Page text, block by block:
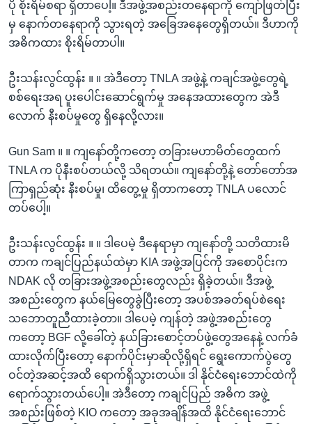
ပို စိုးရိမ်စရာ ရှိတာပေါ့။ ဒီအဖွဲ့အစည်းတနေရာကို ကျော်ဖြတ်ပြီး
မှ နောက်တနေရာကို သွားရတဲ့ အခြေအနေတွေရှိတယ်။ ဒီဟာကို
အဓိကထား စိုးရိမ်တာပါ။
ဦးသန်းလွင်ထွန်း ။ ။ အဲဒီတော့ TNLA အဖွဲ့နဲ့ ကချင်အဖွဲ့တွေရဲ့
စစ်ရေးအရ ပူးပေါင်းဆောင်ရွက်မှု အနေအထားတွေက အဲဒီ
လောက် နီးစပ်မှုတွေ ရှိနေလို့လား။
Gun Sam ။ ။ ကျနော်တို့ကတော့ တခြားမဟာမိတ်တွေထက်
TNLA က ပိုနီးစပ်တယ်လို့ သိရတယ်။ ကျနော်တို့နဲ့ တော်တော်အ
ကြာရှည်ဆုံး နီးစပ်မှု၊ ထိတွေ့မှု ရှိတာကတော့ TNLA ပလောင်
တပ်ပေါ့။
ဦးသန်းလွင်ထွန်း ။ ။ ဒါပေမဲ့ ဒီနေရာမှာ ကျနော်တို့ သတိထားမိ
တာက ကချင်ပြည်နယ်ထဲမှာ KIA အဖွဲ့အပြင်ကို အစောပိုင်းက
NDAK လို တခြားအဖွဲ့အစည်းတွေလည်း ရှိခဲ့တယ်။ ဒီအဖွဲ့
အစည်းတွေက နယ်မြေတွေခွဲပြီးတော့ အပစ်အခတ်ရပ်စဲရေး
သဘောတူညီထားခဲ့တာ။ ဒါပေမဲ့ ကျန်တဲ့ အဖွဲ့အစည်းတွေ
ကတော့ BGF လို့ခေါ်တဲ့ နယ်ခြားစောင့်တပ်ဖွဲ့တွေအနေနဲ့ လက်ခံ
ထားလိုက်ပြီးတော့ နောက်ပိုင်းမှာဆိုလို့ရှိရင် ရွေးကောက်ပွဲတွေ
ဝင်တဲ့အဆင့်အထိ ရောက်ရှိသွားတယ်။ ဒါ နိုင်ငံရေးဘောင်ထဲကို
ရောက်သွားတယ်ပေါ့။ အဲဒီတော့ ကချင်ပြည် အဓိက အဖွဲ့
အစည်းဖြစ်တဲ့ KIO ကတော့ အခုအချိန်အထိ နိုင်ငံရေးဘောင်